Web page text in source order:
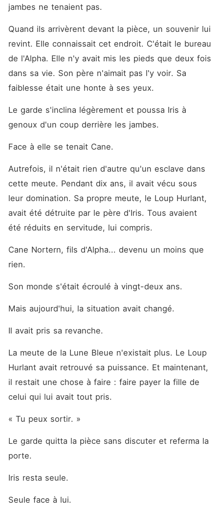
jambes ne tenaient pas.
Quand ils arrivèrent devant la pièce, un souvenir lui
revint. Elle connaissait cet endroit. C'était le bureau
de l'Alpha. Elle n'y avait mis les pieds que deux fois
dans sa vie. Son père n'aimait pas l'y voir. Sa
faiblesse était une honte à ses yeux.
Le garde s'inclina légèrement et poussa Iris à
genoux d'un coup derrière les jambes.
Face à elle se tenait Cane.
Autrefois, il n'était rien d'autre qu'un esclave dans
cette meute. Pendant dix ans, il avait vécu sous
leur domination. Sa propre meute, le Loup Hurlant,
avait été détruite par le père d'Iris. Tous avaient
été réduits en servitude, lui compris.
Cane Nortern, fils d'Alpha... devenu un moins que
rien.
Son monde s'était écroulé à vingt-deux ans.
Mais aujourd'hui, la situation avait changé.
Il avait pris sa revanche.
La meute de la Lune Bleue n'existait plus. Le Loup
Hurlant avait retrouvé sa puissance. Et maintenant,
il restait une chose à faire : faire payer la fille de
celui qui lui avait tout pris.
« Tu peux sortir. »
Le garde quitta la pièce sans discuter et referma la
porte.
Iris resta seule.
Seule face à lui.